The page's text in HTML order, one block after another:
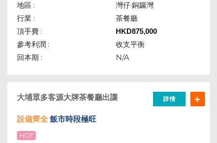
地區 :
灣仔·銅鑼灣
行業 :
茶餐廳
頂手費 :
HKD875,000
參考利潤 :
收支平衡
回本期 :
N/A
大埔眾多客源大牌茶餐廳出讓 詳情
設備齊全 飯市時段極旺
HOT